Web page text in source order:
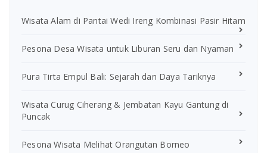
Wisata Alam di Pantai Wedi Ireng Kombinasi Pasir Hitam
Pesona Desa Wisata untuk Liburan Seru dan Nyaman
Pura Tirta Empul Bali: Sejarah dan Daya Tariknya
Wisata Curug Ciherang & Jembatan Kayu Gantung di
Puncak
Pesona Wisata Melihat Orangutan Borneo